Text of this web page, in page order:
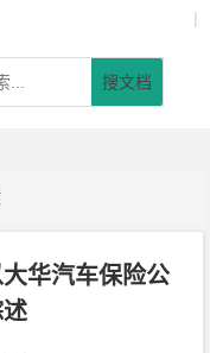
|
搜文档
华汽车保险公